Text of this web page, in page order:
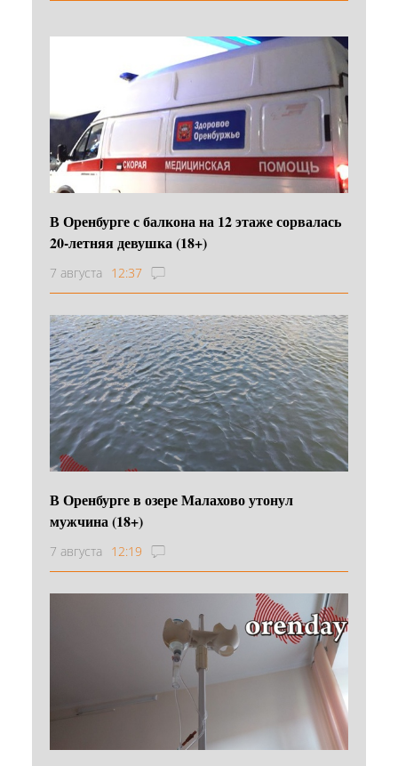
В Оренбурге с балкона на 12 этаже сорвалась
20-летняя девушка (18+)
7 августа 12:37
В Оренбурге в озере Малахово утонул
мужчина (18+)
7 августа 12:19